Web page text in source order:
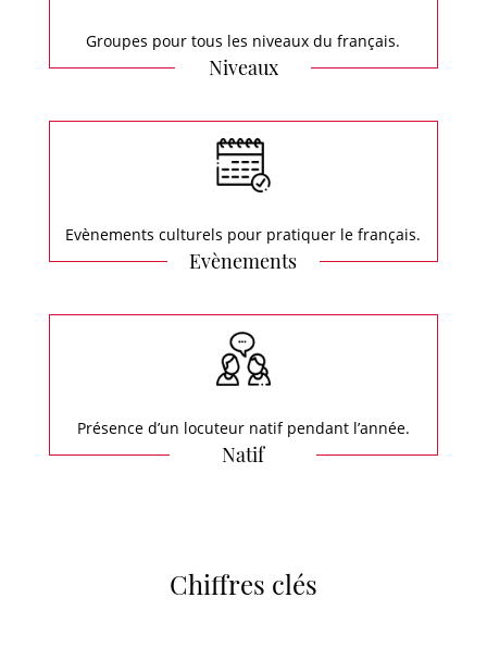
Groupes pour tous les niveaux du français.
Niveaux
Evènements culturels pour pratiquer le français.
Evènements
Présence d’un locuteur natif pendant l’année.
Natif
Chiffres clés